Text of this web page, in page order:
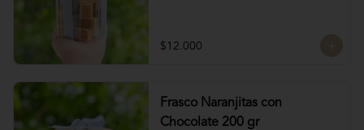
$12.000
Frasco Naranjitas con
Chocolate 200 gr